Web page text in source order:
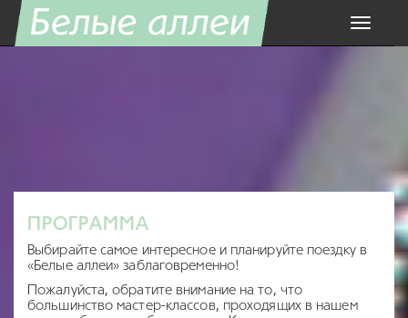
Toggle
ПРОГРАММА
Выбирайте самое интересное и планируйте поездку в
«Белые аллеи» заблаговременно!
Пожалуйста, обратите внимание на то, что
большинство мастер-классов, проходящих в нашем